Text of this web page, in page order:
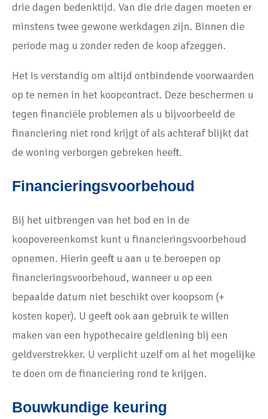
drie dagen bedenktijd. Van die drie dagen moeten er
minstens twee gewone werkdagen zijn. Binnen die
periode mag u zonder reden de koop afzeggen.
Het is verstandig om altijd ontbindende voorwaarden
op te nemen in het koopcontract. Deze beschermen u
tegen financiële problemen als u bijvoorbeeld de
financiering niet rond krijgt of als achteraf blijkt dat
de woning verborgen gebreken heeft.
Financieringsvoorbehoud
Bij het uitbrengen van het bod en in de
koopovereenkomst kunt u financieringsvoorbehoud
opnemen. Hierin geeft u aan u te beroepen op
financieringsvoorbehoud, wanneer u op een
bepaalde datum niet beschikt over koopsom (+
kosten koper). U geeft ook aan gebruik te willen
maken van een hypothecaire geldlening bij een
geldverstrekker. U verplicht uzelf om al het mogelijke
te doen om de financiering rond te krijgen.
Bouwkundige keuring